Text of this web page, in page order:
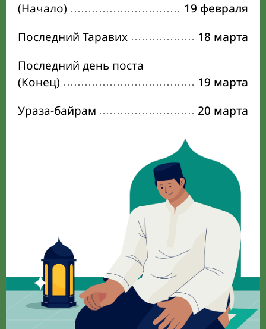
(Начало)
19 февраля
Последний Таравих
18 марта
Последний день поста
(Конец)
19 марта
Ураза-байрам
20 марта